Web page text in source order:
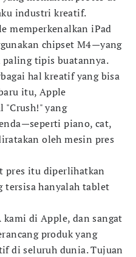
industri kreatif.
memperkenalkan iPad
chipset M4—yang
tipis buatannya.
hal kreatif yang bisa
itu, Apple
"Crush!" yang
piano, cat,
oleh mesin pres
pres itu diperlihatkan
tersisa hanyalah tablet
di Apple, dan sangat
produk yang
di seluruh dunia. Tujuan